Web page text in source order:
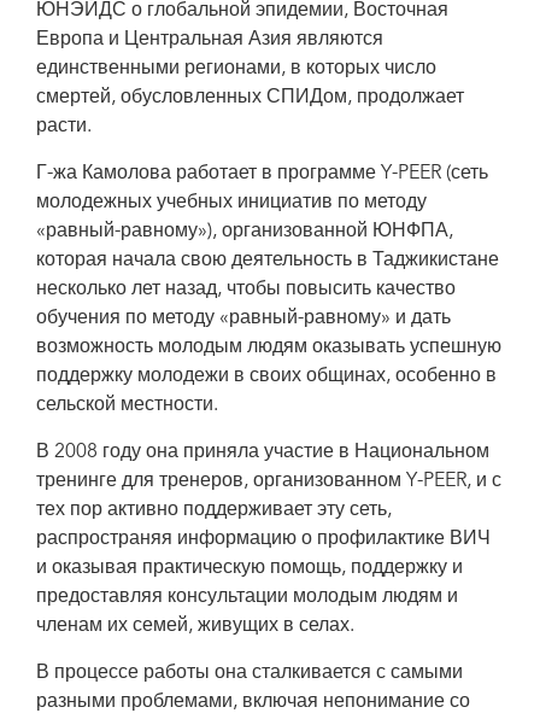
ЮНЭЙДС о глобальной эпидемии, Восточная
Европа и Центральная Азия являются
единственными регионами, в которых число
смертей, обусловленных СПИДом, продолжает
расти.
Г-жа Камолова работает в программе Y-PEER (сеть
молодежных учебных инициатив по методу
«равный-равному»), организованной ЮНФПА,
которая начала свою деятельность в Таджикистане
несколько лет назад, чтобы повысить качество
обучения по методу «равный-равному» и дать
возможность молодым людям оказывать успешную
поддержку молодежи в своих общинах, особенно в
сельской местности.
В 2008 году она приняла участие в Национальном
тренинге для тренеров, организованном Y-PEER, и с
тех пор активно поддерживает эту сеть,
распространяя информацию о профилактике ВИЧ
и оказывая практическую помощь, поддержку и
предоставляя консультации молодым людям и
членам их семей, живущих в селах.
В процессе работы она сталкивается с самыми
разными проблемами, включая непонимание со